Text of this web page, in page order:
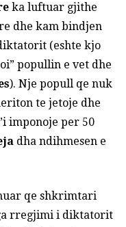
ka luftuar gjithe
dhe kam bindjen
(eshte kjo
popullin e vet dhe
). Nje popull qe nuk
te jetoje dhe
imponoje per 50
dha ndihmesen e
qe shkrimtari
rregjimi i diktatorit